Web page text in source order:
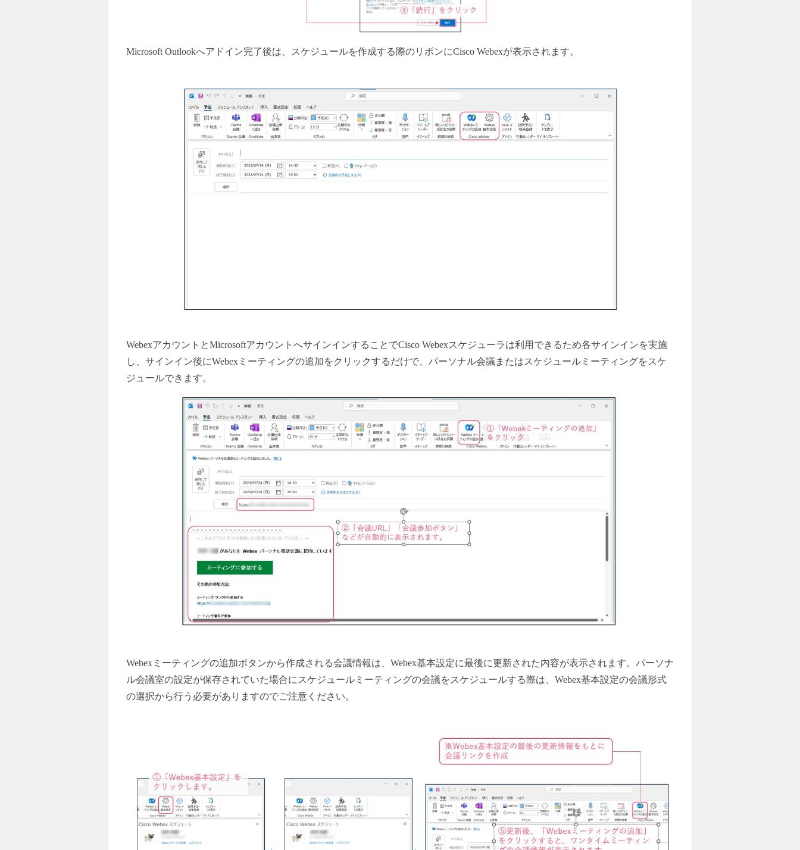
Microsoft Outlookへアドイン完了後は、スケジュールを作成する際のリボンにCisco Webexが表示されます。
WebexアカウントとMicrosoftアカウントへサインインすることでCisco Webexスケジューラは利用できるため各サインインを実施
し、サインイン後にWebexミーティングの追加をクリックするだけで、パーソナル会議またはスケジュールミーティングをスケ
ジュールできます。
Webex ミーティングの追加ボタンから作成される会議情報は、Webex基本設定に最後に更新された内容が表示されます。パーソナ
ル会議室の設定が保存されていた場合にスケジュールミーティングの会議をスケジュールする際は、Webex基本設定の会議形式
の選択から行う必要がありますのでご注意ください。